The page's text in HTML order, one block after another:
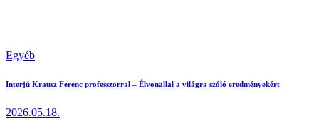
Egyéb
Interjú Krausz Ferenc professzorral – Élvonallal a világra szóló eredményekért
2026.05.18.